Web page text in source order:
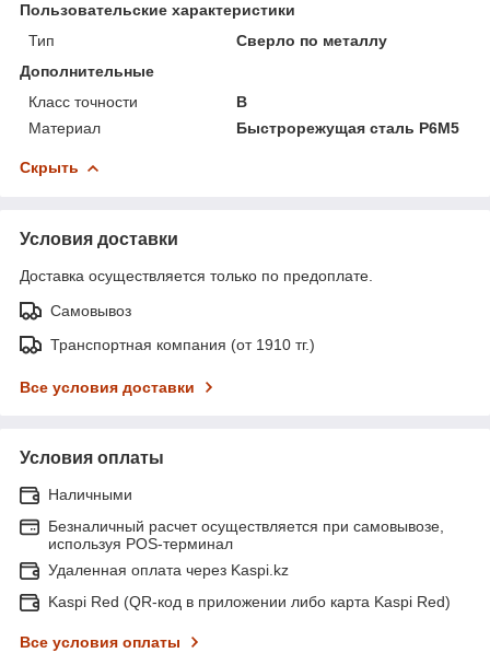
Пользовательские характеристики
Тип
Сверло по металлу
Дополнительные
Класс точности
В
Материал
Быстрорежущая сталь Р6М5
Скрыть
Условия доставки
Доставка осуществляется только по предоплате.
Самовывоз
Транспортная компания (от 1910 тг.)
Все условия доставки
Условия оплаты
Наличными
Безналичный расчет осуществляется при самовывозе,
используя POS-терминал
Удаленная оплата через Kaspi.kz
Kaspi Red (QR-код в приложении либо карта Kaspi Red)
Все условия оплаты